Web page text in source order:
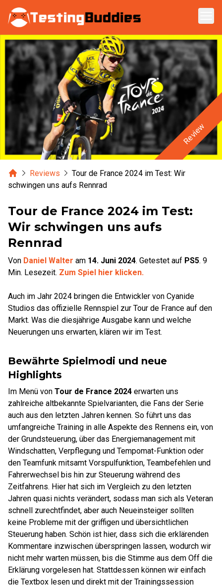
Zum Hauptinhalt springen
Review
HomeReviews
Tour de France 2024 im Test: Wir
schwingen uns aufs Rennrad
Tour de France 2024 im Test:
Wir schwingen uns aufs
Rennrad
Von Daniel Walter am 14. Juni 2024. Getestet auf PS5. 9
Min. Lesezeit. Zum Spiel hier klicken.
Auch im Jahr 2024 bringen die Entwickler von Cyanide
Studios das offizielle Rennspiel zur Tour de France auf den
Markt. Was die diesjährige Ausgabe kann und welche
Neuerungen uns erwarten, klären wir im Test.
Bewährte Spielmodi und neue
Highlights
Im Menü von Tour de France 2024 erwarten uns
zahlreiche altbekannte Spielvarianten, die Fans der Serie
auch aus den letzten Jahren kennen. So führt uns das
umfangreiche Training in alle Aspekte des Rennens ein, von
der Grundsteuerung, über das Energiemanagement mit
Windschatten, Verpflegung und Tempomat-Funktion oder
den Teamfunk mitsamt Vorspulfunktion, Teambefehlen und
Fahrerwechsel bis hin zur Steuerung während des
Zeitfahrens. Hier hat sich im Vergleich zu den letzten
Jahren quasi nichts verändert, sodass man sich als Veteran
schnell zurechtfindet, aber auch Neueinsteiger sollten
keine Probleme mit der griffigen und übersichtlichen
Steuerung haben. Schön ist hier, dass sich die erklärenden
Kommentare inzwischen überspringen lassen, wodurch wir
nicht mehr warten müssen, bis die Stimme aus dem Off die
Erklärung vorgelesen hat. Stattdessen können wir einfach
die Textbox lesen und direkt mit der Trainingssession